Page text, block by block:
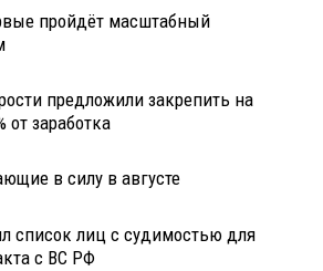
пройдёт масштабный
предложили закрепить на
от заработка
в силу в августе
список лиц с судимостью для
с ВС РФ